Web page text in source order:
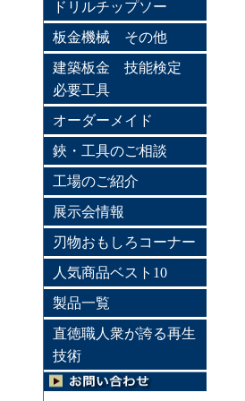
ドリルチップソー
板金機械 その他
建築板金 技能検定
必要工具
オーダーメイド
鋏・工具のご相談
工場のご紹介
展示会情報
刃物おもしろコーナー
人気商品ベスト10
製品一覧
直徳職人衆が誇る再生
技術